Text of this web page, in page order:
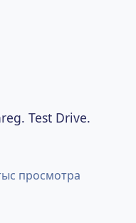
Test Drive.
просмотра